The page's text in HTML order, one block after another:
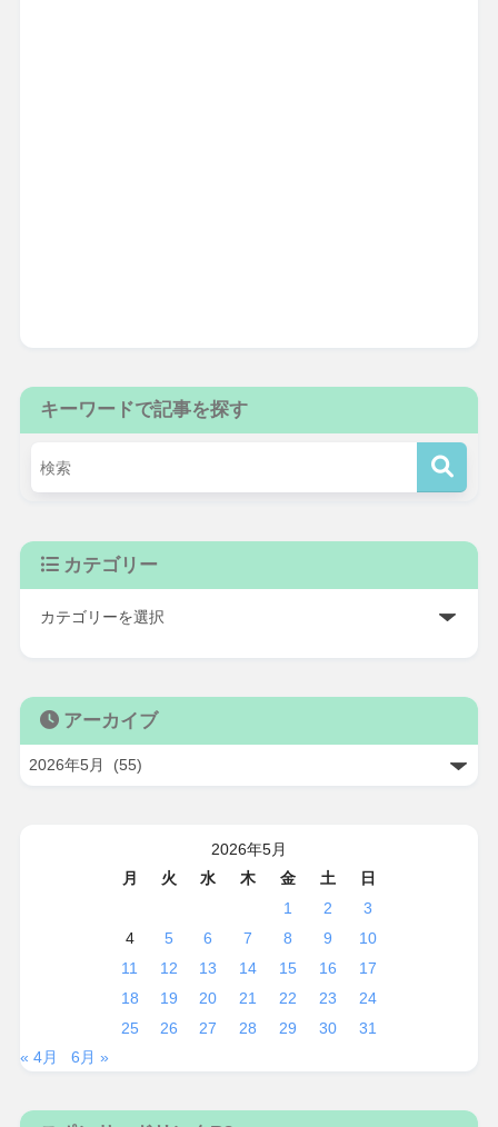
キーワードで記事を探す
カテゴリー
アーカイブ
2026年5月
月
火 水 木 金 土
日
1
2
3
4
5 6 7 8 9
10
11
12 13 14 15 16
17
18
19 20 21 22 23
24
25
26 27 28 29 30
31
« 4月
6月 »